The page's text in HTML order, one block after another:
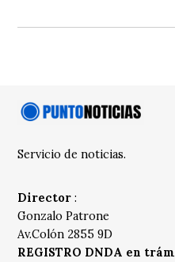
Servicio de noticias.
Director :
Gonzalo Patrone
Av.Colón 2855 9D
REGISTRO DNDA en